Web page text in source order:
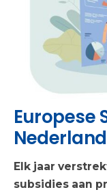
Europese
Elk jaar
subsidies aan